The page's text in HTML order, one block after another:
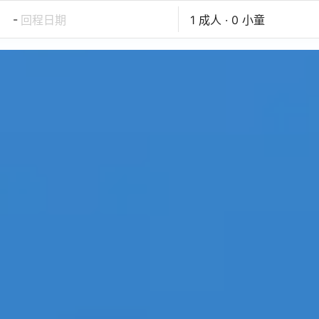
- 回程日期 1 成人 · 0 小童